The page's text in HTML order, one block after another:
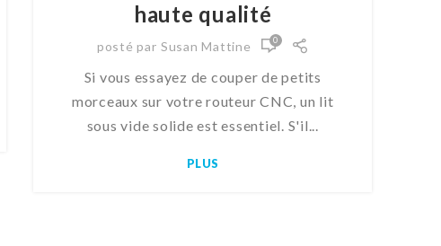
haute qualité
posté par Susan Mattine 0
Si vous essayez de couper de petits
morceaux sur votre routeur CNC, un lit
sous vide solide est essentiel. S'il...
PLUS